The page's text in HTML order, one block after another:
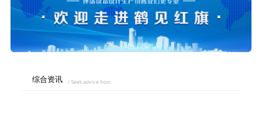
综合资讯 / Seek advice from